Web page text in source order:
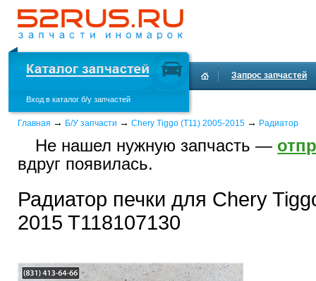
Вход в каталог б/у запчастей
Запрос запчастей
Главная → Б/У запчасти → Chery Tiggo (T11) 2005-2015 → Радиатор
Не нашел нужную запчасть —
вдруг появилась.
Радиатор печки для Chery
2015 T118107130